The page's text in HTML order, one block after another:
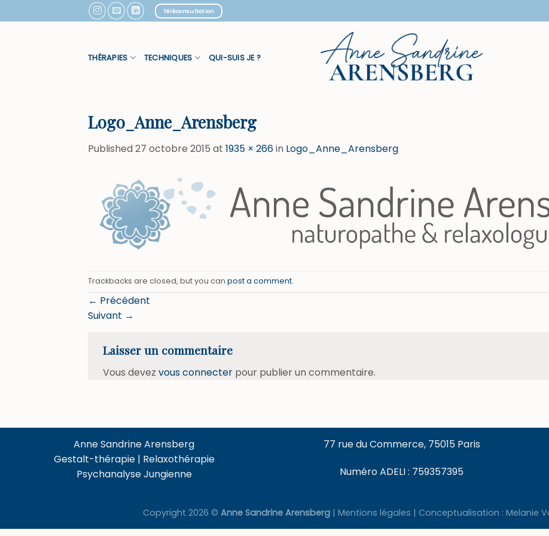
to
Téléconsultation
THÉRAPIES TECHNIQUES QUI-SUIS JE ?
Logo_Anne_Arensberg
Published27 octobre 2015 at 1935 × 266in Logo_Anne_Arensberg
Trackbacks are closed, but you can post a comment.
← Précédent
Suivant →
Laisser un commentaire
Vous devez vous connecter pour publier un commentaire.
Anne Sandrine Arensberg
Gestalt-thérapie | Relaxothérapie
Psychanalyse Jungienne
77 rue du Commerce, 75015 Paris
Numéro ADELI : 759357395
Copyright 2026 © Anne Sandrine Arensberg| Mentions légales | Conceptualisation : Melanie